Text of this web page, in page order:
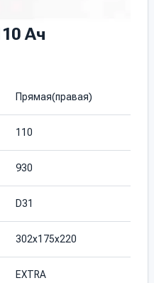
Ач
Прямая(правая)
110
930
D31
302х175х220
EXTRA